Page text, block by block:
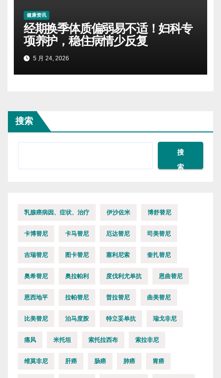
健康资讯
经期换季体质偏弱易不适！妇科专
项养护，稳住病情少反复
5 月 24, 2026
搜索
搜
索
乳腺癌病因、症状、治疗 伊沙佐米 博舒替尼
卡博替尼 卡马替尼 厄达替尼 司美替尼
吉瑞替尼 图卡替尼 塞利尼索 奎扎替尼
奥希替尼 奥拉帕利 度伐利尤单抗 恩曲替尼
恩西地平 拉帕替尼 普拉替尼 曲美替尼
比美替尼 泊马度胺 特立妥单抗 瑞戈非尼
痛风 米托坦 索托拉西布 索拉非尼
维莫非尼 肝癌 肠癌 肺癌 胃癌